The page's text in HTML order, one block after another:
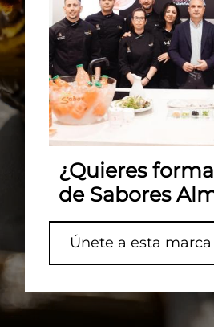
¿Quieres
de Sabores
Únete a esta marca